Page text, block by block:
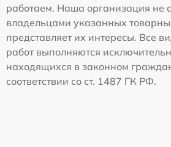
работаем. Наша организация не
владельцами указанных
представляет их интересы. Все
работ выполняются
находящихся в законном
соответствии со ст. 1487 ГК РФ.